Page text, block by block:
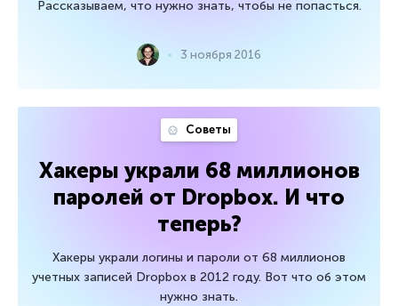
Рассказываем, что нужно знать, чтобы не попасться.
3 ноября 2016
Советы
Хакеры украли 68 миллионов
паролей от Dropbox. И что
теперь?
Хакеры украли логины и пароли от 68 миллионов
учетных записей Dropbox в 2012 году. Вот что об этом
нужно знать.